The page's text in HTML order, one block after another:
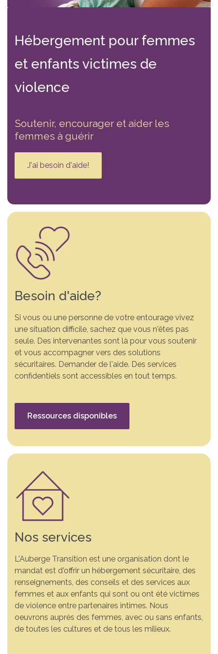
Hébergement pour femmes
et enfants victimes de
violence
Soutenir, encourager et aider les
femmes à guérir
J'ai besoin d'aide!
Besoin d'aide?
Si vous ou une personne de votre entourage vivez
une situation difficile, sachez que vous n'êtes pas
seule. Des intervenantes sont là pour vous soutenir
et vous accompagner vers des solutions
sécuritaires. Demander de l'aide. Des services
confidentiels sont accessibles en tout temps.
Ressources disponibles
Nos services
L'Auberge Transition est une organisation dont le
mandat est d'offrir un hébergement sécuritaire, des
renseignements, des conseils et des services aux
femmes et aux enfants qui sont ou ont été victimes
de violence entre partenaires intimes. Nous
oeuvrons auprès des femmes, avec ou sans enfants,
de toutes les cultures et de tous les milieux.
Vous n’êtes pas seule. Un
endroit sécuritaire pour
vous. Si vous vivez de la
Comprendre la violence.
S’informer pour mieux
agir. Découvrez des
Ensemble, changeons
des vies. Votre soutien fait
la différence. Grâce à